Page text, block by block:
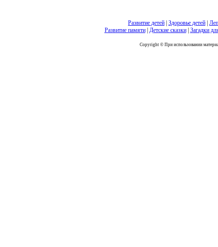
Развитие детей Здоровье детей
Развитие памяти| Детские сказки| Загадки
Copyright © При использовании